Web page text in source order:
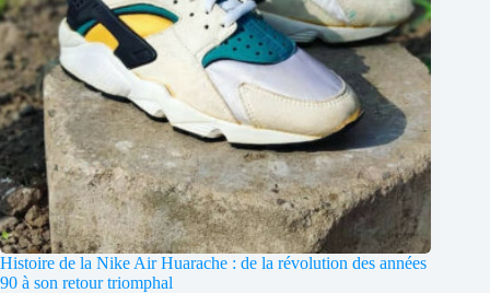
Histoire de la Nike Air Huarache : de la révolution des années
90 à son retour triomphal